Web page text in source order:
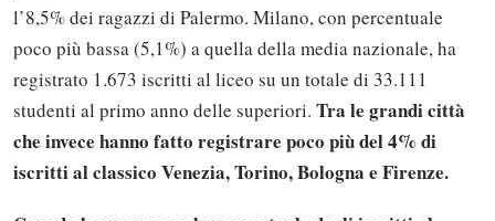
l’8,5% dei ragazzi di Palermo. Milano, con percentuale
poco più bassa (5,1%) a quella della media nazionale, ha
registrato 1.673 iscritti al liceo su un totale di 33.111
studenti al primo anno delle superiori. Tra le grandi città
che invece hanno fatto registrare poco più del 4% di
iscritti al classico Venezia, Torino, Bologna e Firenze.